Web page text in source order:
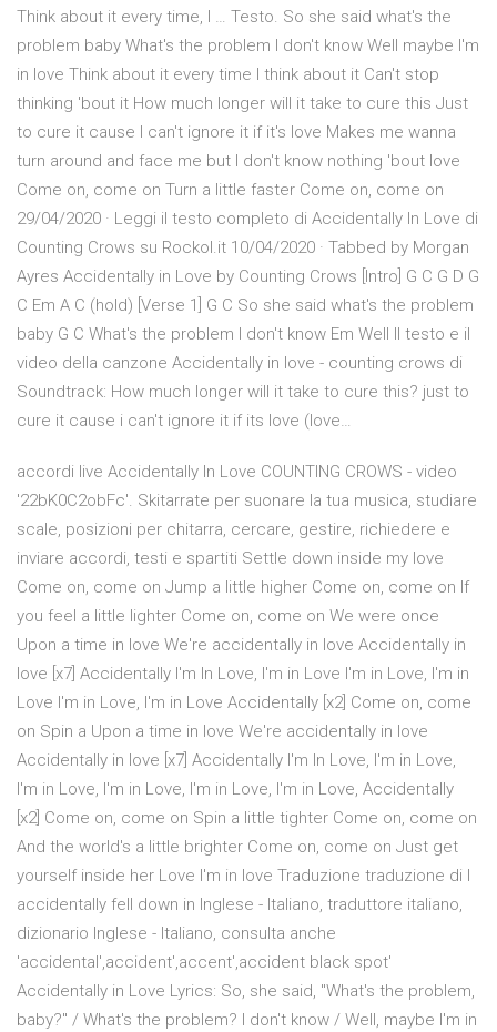
Think about it every time, I … Testo. So she said what's the
problem baby What's the problem I don't know Well maybe I'm
in love Think about it every time I think about it Can't stop
thinking 'bout it How much longer will it take to cure this Just
to cure it cause I can't ignore it if it's love Makes me wanna
turn around and face me but I don't know nothing 'bout love
Come on, come on Turn a little faster Come on, come on
29/04/2020 · Leggi il testo completo di Accidentally In Love di
Counting Crows su Rockol.it 10/04/2020 · Tabbed by Morgan
Ayres Accidentally in Love by Counting Crows [Intro] G C G D G
C Em A C (hold) [Verse 1] G C So she said what's the problem
baby G C What's the problem I don't know Em Well Il testo e il
video della canzone Accidentally in love - counting crows di
Soundtrack: How much longer will it take to cure this? just to
cure it cause i can't ignore it if its love (love…
accordi live Accidentally In Love COUNTING CROWS - video
'22bK0C2obFc'. Skitarrate per suonare la tua musica, studiare
scale, posizioni per chitarra, cercare, gestire, richiedere e
inviare accordi, testi e spartiti Settle down inside my love
Come on, come on Jump a little higher Come on, come on If
you feel a little lighter Come on, come on We were once
Upon a time in love We're accidentally in love Accidentally in
love [x7] Accidentally I'm In Love, I'm in Love I'm in Love, I'm in
Love I'm in Love, I'm in Love Accidentally [x2] Come on, come
on Spin a Upon a time in love We're accidentally in love
Accidentally in love [x7] Accidentally I'm In Love, I'm in Love,
I'm in Love, I'm in Love, I'm in Love, I'm in Love, Accidentally
[x2] Come on, come on Spin a little tighter Come on, come on
And the world's a little brighter Come on, come on Just get
yourself inside her Love I'm in love Traduzione traduzione di I
accidentally fell down in Inglese - Italiano, traduttore italiano,
dizionario Inglese - Italiano, consulta anche
'accidental',accident',accent',accident black spot'
Accidentally in Love Lyrics: So, she said, "What's the problem,
baby?" / What's the problem? I don't know / Well, maybe I'm in